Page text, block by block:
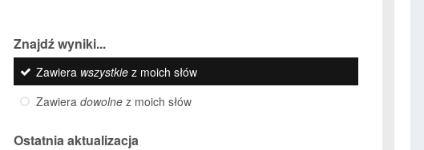
Znajdź wyniki...
Zawiera wszystkiez moich słów
Zawiera dowolnez moich słów
Ostatnia aktualizacja